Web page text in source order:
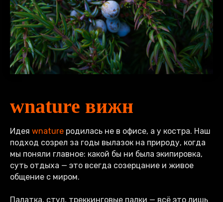
wnature вижн
Идея wnature родилась не в офисе, а у костра. Наш
подход созрел за годы вылазок на природу, когда
мы поняли главное: какой бы ни была экипировка,
суть отдыха — это всегда созерцание и живое
общение с миром.
Палатка, стул, треккинговые палки — всё это лишь